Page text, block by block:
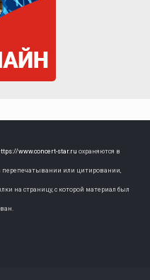
www.concert-star.ru охраняются в
перепечатывании или цитировании,
на страницу, с которой материал был